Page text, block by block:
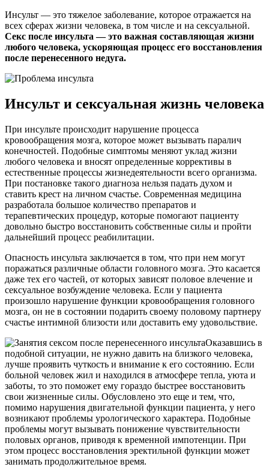
Инсульт — это тяжелое заболевание, которое отражается на
всех сферах жизни человека, в том числе и на сексуальной.
Секс после инсульта — это важная составляющая жизни
любого человека, ускоряющая процесс его восстановления
после перенесенного недуга.
Инсульт и сексуальная жизнь человека
При инсульте происходит нарушение процесса
кровообращения мозга, которое может вызывать паралич
конечностей. Подобные симптомы меняют уклад жизни
любого человека и вносят определенные коррективы в
естественные процессы жизнедеятельности всего организма.
При постановке такого диагноза нельзя падать духом и
ставить крест на личном счастье. Современная медицина
разработала большое количество препаратов и
терапевтических процедур, которые помогают пациенту
довольно быстро восстановить собственные силы и пройти
дальнейший процесс реабилитации.
Опасность инсульта заключается в том, что при нем могут
поражаться различные области головного мозга. Это касается
даже тех его частей, от которых зависят половое влечение и
сексуальное возбуждение человека. Если у пациента
произошло нарушение функции кровообращения головного
мозга, он не в состоянии подарить своему половому партнеру
счастье интимной близости или доставить ему удовольствие.
Оказавшись в
подобной ситуации, не нужно давить на близкого человека,
лучше проявить чуткость и внимание к его состоянию. Если
больной человек жил и находился в атмосфере тепла, уюта и
заботы, то это поможет ему гораздо быстрее восстановить
свои жизненные силы. Обусловлено это еще и тем, что,
помимо нарушения двигательной функции пациента, у него
возникают проблемы урологического характера. Подобные
проблемы могут вызывать понижение чувствительности
половых органов, приводя к временной импотенции. При
этом процесс восстановления эректильной функции может
занимать продолжительное время.